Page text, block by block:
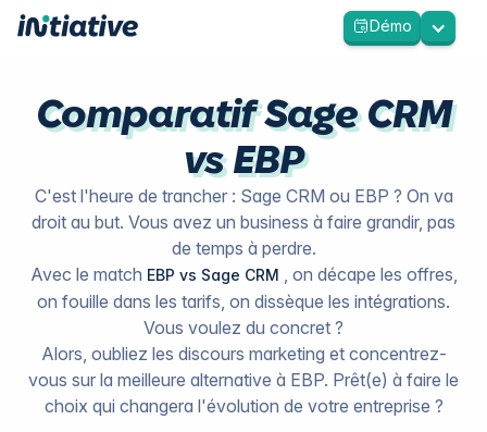
Démo
Comparatif Sage CRM
vs EBP
C'est l'heure de trancher : Sage CRM ou EBP ? On va
droit au but. Vous avez un business à faire grandir, pas
de temps à perdre.
Avec le match EBP vs Sage CRM , on décape les offres,
on fouille dans les tarifs, on dissèque les intégrations.
Vous voulez du concret ?
Alors, oubliez les discours marketing et concentrez-
vous sur la meilleure alternative à EBP. Prêt(e) à faire le
choix qui changera l'évolution de votre entreprise ?